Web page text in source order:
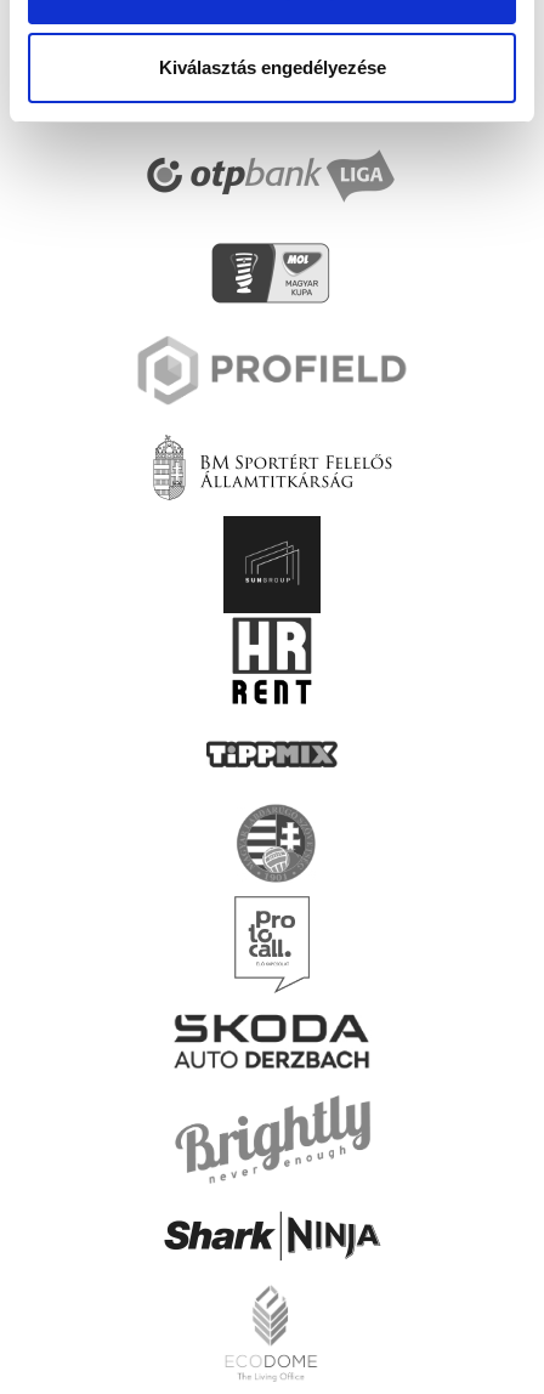
Kiválasztás engedélyezése